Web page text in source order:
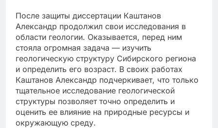
После защиты диссертации Каштанов
Александр продолжил свои исследования в
области геологии. Оказывается, перед ним
стояла огромная задача — изучить
геологическую структуру Сибирского региона
и определить его возраст. В своих работах
Каштанов Александр подчеркивает, что только
тщательное исследование геологической
структуры позволяет точно определить и
оценить ее влияние на природные ресурсы и
окружающую среду.